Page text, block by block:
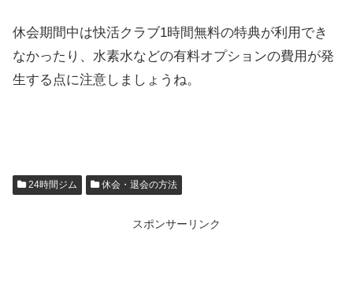
休会期間中は快活クラブ1時間無料の特典が利用でき
なかったり、水素水などの有料オプションの費用が発
生する点に注意しましょうね。
24時間ジム 休会・退会の方法
スポンサーリンク